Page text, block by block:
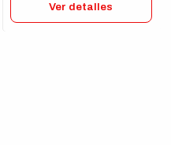
Ver detalles